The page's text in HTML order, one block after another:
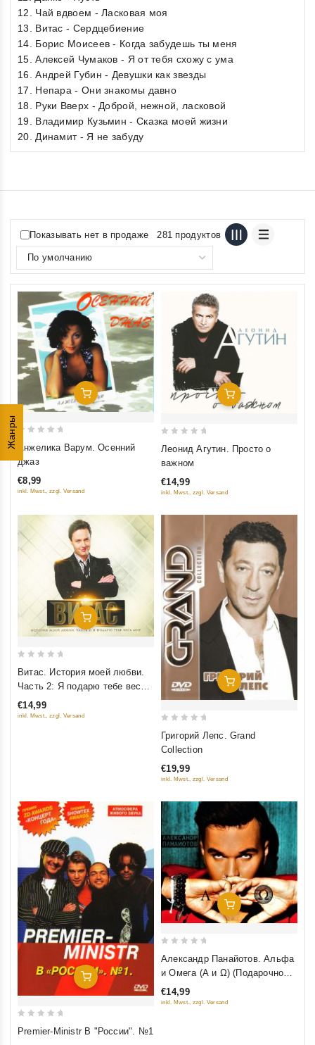
Жанры
12. Чай вдвоем - Ласковая моя
13. Витас - Сердцебиение
14. Борис Моисеев - Когда забудешь ты меня
15. Алексей Чумаков - Я от тебя схожу с ума
16. Андрей Губин - Девушки как звезды
17. Непара - Они знакомы давно
18. Руки Вверх - Доброй, нежной, ласковой
19. Владимир Кузьмин - Сказка моей жизни
20. Динамит - Я не забуду
Показывать нет в продаже 281 продуктов
Добавить В Корзину
5
Анжелика Варум. Осенний
джаз
€8,99
inkl. Mwst., zzgl. Versand
Добавить В Корзину
5
Леонид Агутин. Просто о
важном
€14,99
inkl. Mwst., zzgl. Versand
Добавить В Корзину
5
Витас. История моей любви.
Часть 2: Я подарю тебе весь
мир
€14,99
inkl. Mwst., zzgl. Versand
Добавить В Корзину
out
5
Григорий Лепс. Grand
Collection
€19,99
inkl. Mwst., zzgl. Versand
Добавить В Корзину
Premier-Ministr В "России". №1
Добавить В Корзину
5
Александр Панайотов. Альфа
и Омега (A и Ω) (Подарочное
издание)
€14,99
inkl. Mwst., zzgl. Versand